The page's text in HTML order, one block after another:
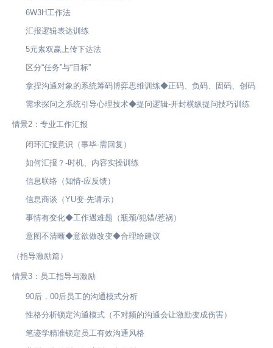
6W3H工作法
汇报逻辑表达训练
5元素双赢上传下达法
区分“任务”与“目标”
拿捏沟通对象的系统筹码博弈思维训练◆正码、负码、固码、创码
需求探问之系统引导心理技术◆提问逻辑-开封横纵提问技巧训练
情景2：专业工作汇报
闭环汇报意识（事毕-需回复）
如何汇报？-时机、内容实操训练
信息联络（知情-应反馈）
信息商谈（YU变-先请示）
事情有变化◆工作遇难题（瓶颈/犯错/惹祸）
意图不清晰◆意欲做改变◆合理给建议
（指导激励篇）
情景3：员工指导与激励
90后，00后员工的沟通模式分析
性格分析锁定沟通模式（不对频的沟通会让激励变成伤害）
笔迹学精准锁定员工有效沟通风格